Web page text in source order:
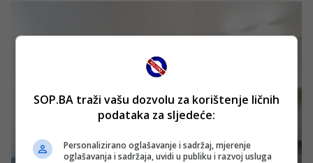
SOP.BA traži vašu dozvolu za korištenje ličnih
podataka za sljedeće:
Personalizirano oglašavanje i sadržaj, mjerenje
oglašavanja i sadržaja, uvidi u publiku i razvoj usluga